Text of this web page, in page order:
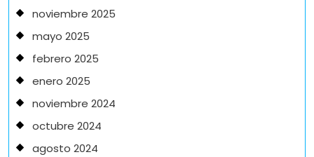
noviembre 2025
mayo 2025
febrero 2025
enero 2025
noviembre 2024
octubre 2024
agosto 2024